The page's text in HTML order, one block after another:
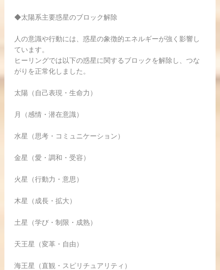
◆太陽系主要惑星のブロック解除
人の意識や行動には、惑星の象徴的エネルギーが強く影響し
ています。
ヒーリングでは以下の惑星に関するブロックを解除し、つな
がりを正常化しました。
太陽（自己表現・生命力）
月（感情・潜在意識）
水星（思考・コミュニケーション）
金星（愛・調和・受容）
火星（行動力・意思）
木星（成長・拡大）
土星（学び・制限・成熟）
天王星（変革・自由）
海王星（直観・スピリチュアリティ）